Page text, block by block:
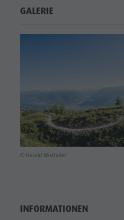
GALERIE
© Harald Wisthaler
INFORMATIONEN